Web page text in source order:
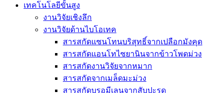
เทคโนโลยีขั้นสูง
งานวิจัยเชิงลึก
งานวิจัยด้านไบโอเทค
สารสกัดแซนโทนบริสุทธิ์จากเปลือกมังคุด
สารสกัดแอนโทไซยานินจากข้าวโพดม่วง
สารสกัดงานวิจัยจากหมาก
สารสกัดจากเมล็ดมะม่วง
สารสกัดบรอมีเลนจากสับปะรด